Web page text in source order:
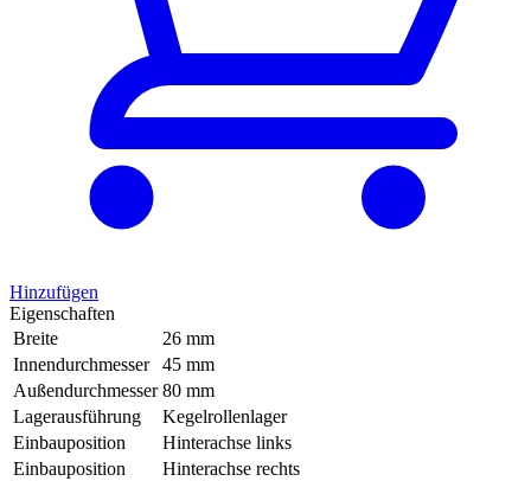
Hinzufügen
Eigenschaften
Breite
26 mm
Innendurchmesser
45 mm
Außendurchmesser 80 mm
Lagerausführung
Kegelrollenlager
Einbauposition
Hinterachse links
Einbauposition
Hinterachse rechts